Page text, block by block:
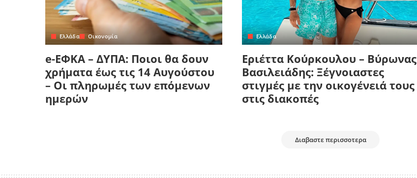
Ελλάδα Οικονομία
e-ΕΦΚΑ – ΔΥΠΑ: Ποιοι θα δουν
χρήματα έως τις 14 Αυγούστου
– Οι πληρωμές των επόμενων
ημερών
Ελλάδα
Εριέττα Κούρκουλου – Βύρωνας
Βασιλειάδης: Ξέγνοιαστες
στιγμές με την οικογένειά τους
στις διακοπές
Διαβαστε περισσοτερα